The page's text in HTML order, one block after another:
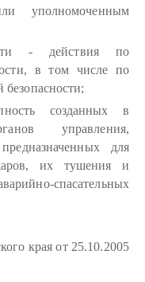
уполномоченным
- действия по
в том числе по
созданных в
управления,
для
их тушения и
спасательных
края от 25.10.2005